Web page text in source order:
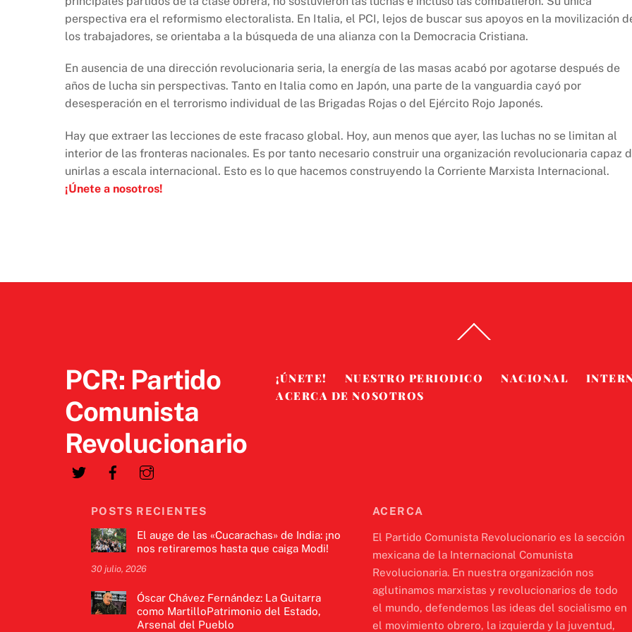
perspectiva era el reformismo electoralista. En Italia, el PCI, lejos de buscar sus apoyos en la movilización
los trabajadores, se orientaba a la búsqueda de una alianza con la Democracia Cristiana.
En ausencia de una dirección revolucionaria seria, la energía de las masas acabó por agotarse después de
años de lucha sin perspectivas. Tanto en Italia como en Japón, una parte de la vanguardia cayó por
desesperación en el terrorismo individual de las Brigadas Rojas o del Ejército Rojo Japonés.
Hay que extraer las lecciones de este fracaso global. Hoy, aun menos que ayer, las luchas no se limitan al
interior de las fronteras nacionales. Es por tanto necesario construir una organización revolucionaria capaz
unirlas a escala internacional. Esto es lo que hacemos construyendo la Corriente Marxista Internacional.
¡Únete a nosotros!
To
PCR: Partido
Comunista
Revolucionario
¡ÚNETE! NUESTRO PERIODICO NACIONAL
ACERCA DE NOSOTROS
POSTS RECIENTES
El auge de las «Cucarachas» de India: ¡no
nos retiraremos hasta que caiga Modi!
30 julio, 2026
Óscar Chávez Fernández: La Guitarra
como MartilloPatrimonio del Estado,
Arsenal del Pueblo
ACERCA
El Partido Comunista Revolucionario es la sección
mexicana de la Internacional Comunista
Revolucionaria. En nuestra organización nos
aglutinamos marxistas y revolucionarios de todo
el mundo, defendemos las ideas del socialismo en
el movimiento obrero, la izquierda y la juventud,